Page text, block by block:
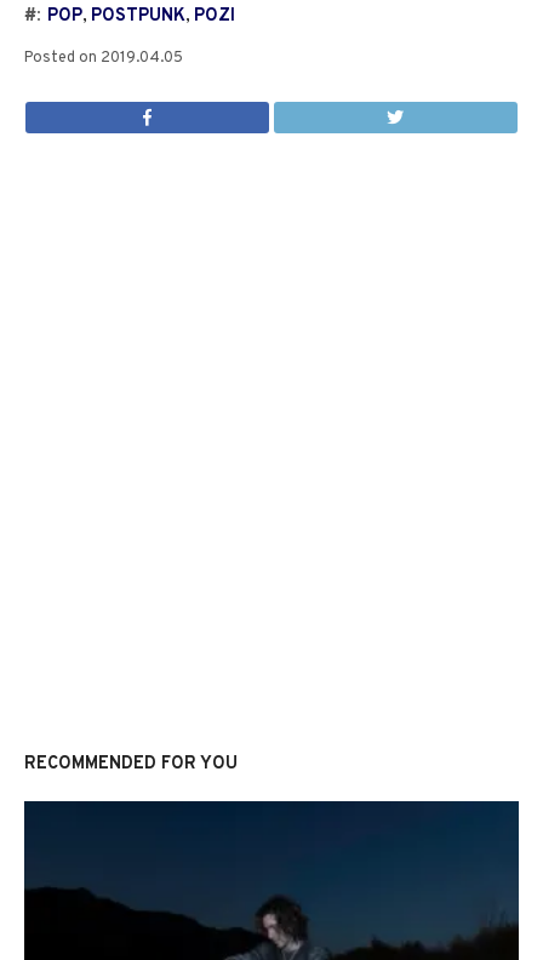
#: POP, POSTPUNK, POZI
Posted on 2019.04.05
RECOMMENDED FOR YOU